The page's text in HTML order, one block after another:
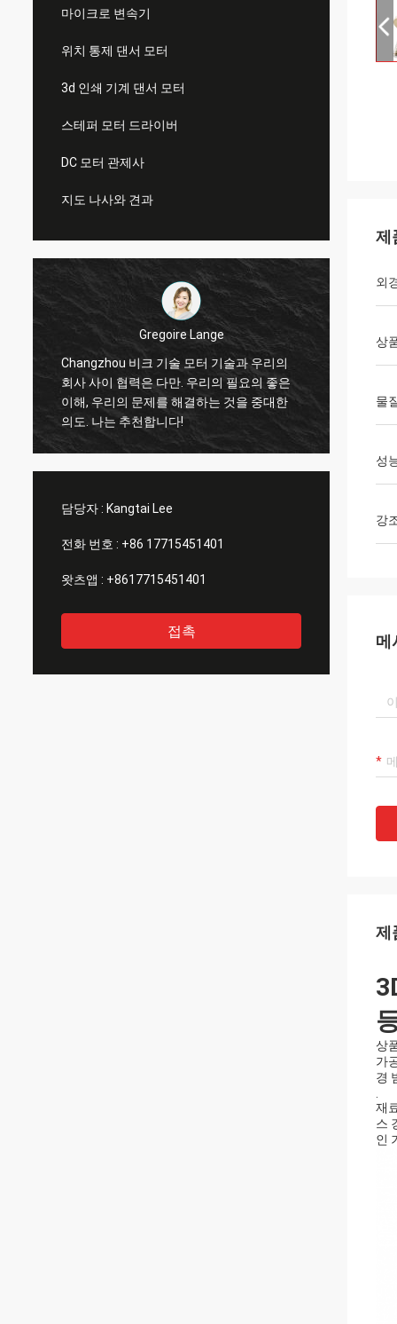
마이크로 변속기
위치 통제 댄서 모터
3d 인쇄 기계 댄서 모터
스테퍼 모터 드라이버
DC 모터 관제사
지도 나사와 견과
Gregoire Lange
Changzhou 비크 기술 모터 기술과 우리의
회사 사이 협력은 다만. 우리의 필요의 좋은
이해, 우리의 문제를 해결하는 것을 중대한
의도. 나는 추천합니다!
직업
에 반
사 일!
담당자 : Kangtai Lee
전화 번호 : +86 17715451401
왓츠앱 : +8617715451401
접촉
제
외
상
물
성
강
메
제
상
가
경
재
스
인